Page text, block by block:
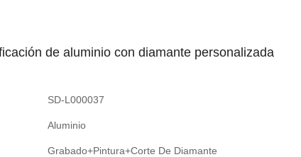
de aluminio con diamante personalizada
SD-L000037
Aluminio
Grabado+Pintura+Corte De Diamante